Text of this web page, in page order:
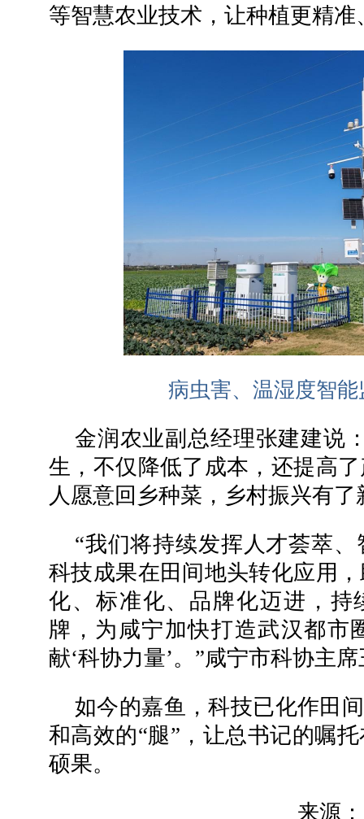
等智慧农业技术，让种植更精准
病虫害、温湿度智
金润农业副总经理张建建说
生，不仅降低了成本，还提高
人愿意回乡种菜，乡村振兴有了
“我们将持续发挥人才荟萃
科技成果在田间地头转化应用
化、标准化、品牌化迈进，持
牌，为咸宁加快打造武汉都市
献‘科协力量’。”咸宁市科协主
如今的嘉鱼，科技已化作田
和高效的“腿”，让总书记的嘱
硕果。
来源